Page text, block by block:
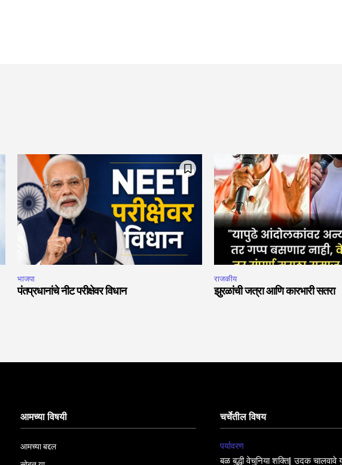
भाजपा
पंतप्रधानांचे नीट परीक्षेवर विधान
राजकीय
झुरळांची जत्रा आणि कारभारी सतरा
आमच्या विषयी
आमच्या बद्दल
चर्चेतील विषय
पर्यावरण
बळ बुद्धी वेचुनिया शक्ति| उदक चालवावे